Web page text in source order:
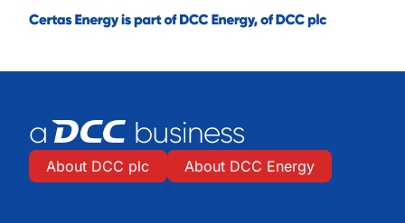
About DCC plc About DCC Energy